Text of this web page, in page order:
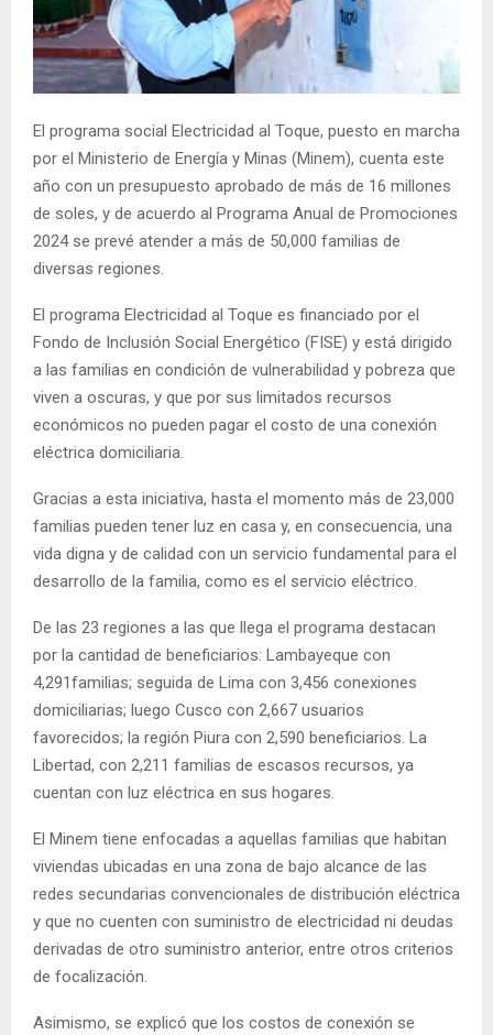
El programa social Electricidad al Toque, puesto en marcha
por el Ministerio de Energía y Minas (Minem), cuenta este
año con un presupuesto aprobado de más de 16 millones
de soles, y de acuerdo al Programa Anual de Promociones
2024 se prevé atender a más de 50,000 familias de
diversas regiones.
El programa Electricidad al Toque es financiado por el
Fondo de Inclusión Social Energético (FISE) y está dirigido
a las familias en condición de vulnerabilidad y pobreza que
viven a oscuras, y que por sus limitados recursos
económicos no pueden pagar el costo de una conexión
eléctrica domiciliaria.
Gracias a esta iniciativa, hasta el momento más de 23,000
familias pueden tener luz en casa y, en consecuencia, una
vida digna y de calidad con un servicio fundamental para el
desarrollo de la familia, como es el servicio eléctrico.
De las 23 regiones a las que llega el programa destacan
por la cantidad de beneficiarios: Lambayeque con
4,291familias; seguida de Lima con 3,456 conexiones
domiciliarias; luego Cusco con 2,667 usuarios
favorecidos; la región Piura con 2,590 beneficiarios. La
Libertad, con 2,211 familias de escasos recursos, ya
cuentan con luz eléctrica en sus hogares.
El Minem tiene enfocadas a aquellas familias que habitan
viviendas ubicadas en una zona de bajo alcance de las
redes secundarias convencionales de distribución eléctrica
y que no cuenten con suministro de electricidad ni deudas
derivadas de otro suministro anterior, entre otros criterios
de focalización.
Asimismo, se explicó que los costos de conexión se